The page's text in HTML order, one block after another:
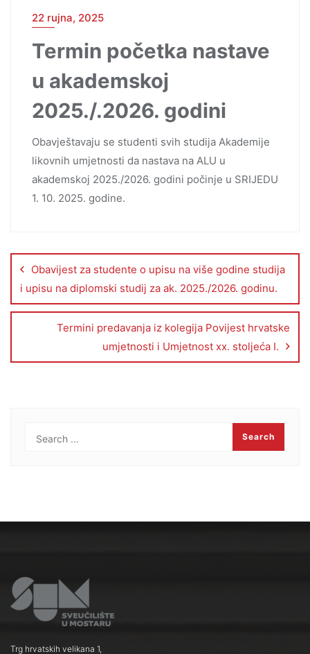
22 rujna, 2025
Termin početka nastave
u akademskoj
2025./.2026. godini
Obavještavaju se studenti svih studija Akademije
likovnih umjetnosti da nastava na ALU u
akademskoj 2025./2026. godini počinje u SRIJEDU
1. 10. 2025. godine.
Obavijest za studente o upisu na više godine studija
i upisu na diplomski studij za ak. 2025./2026. godinu.
Termini predavanja iz kolegija Povijest hrvatske
umjetnosti i Umjetnost xx. stoljeća I.
Trg hrvatskih velikana 1,